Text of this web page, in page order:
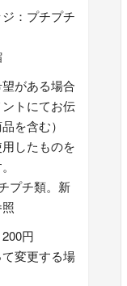
：プチプチ
がある場合
トにてお伝
を含む）
したものを
プチ類。新
円
変更する場